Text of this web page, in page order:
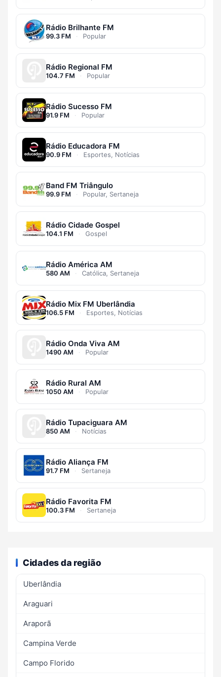
Rádio Brilhante FM
99.3 FM · Popular
Rádio Regional FM
104.7 FM · Popular
Rádio Sucesso FM
91.9 FM · Popular
Rádio Educadora FM
90.9 FM · Esportes, Notícias
Band FM Triângulo
99.9 FM · Popular, Sertaneja
Rádio Cidade Gospel
104.1 FM · Gospel
Rádio América AM
580 AM · Católica, Sertaneja
Rádio Mix FM Uberlândia
106.5 FM · Esportes, Notícias
Rádio Onda Viva AM
1490 AM · Popular
Rádio Rural AM
1050 AM · Popular
Rádio Tupaciguara AM
850 AM · Notícias
Rádio Aliança FM
91.7 FM · Sertaneja
Rádio Favorita FM
100.3 FM · Sertaneja
Cidades da região
Uberlândia
Araguari
Araporã
Campina Verde
Campo Florido